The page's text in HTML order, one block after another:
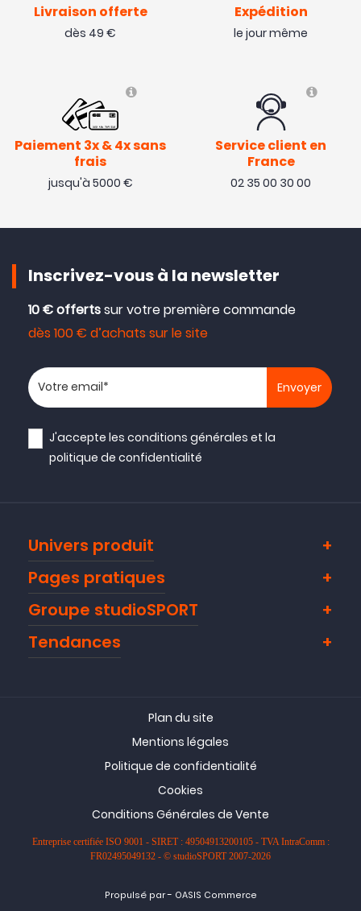
Livraison offerte
dès 49 €
Expédition
le jour même
Paiement 3x & 4x sans
frais
jusqu'à 5000 €
Service client en
France
02 35 00 30 00
Inscrivez-vous à la newsletter
10 € offertssur votre première commande
dès 100 € d’achats sur le site
Votre adresse email
J'accepte lesconditions générales et la
politique de confidentialité
Univers produit
Pages pratiques
Groupe studioSPORT
Tendances
Plan du site
Mentions légales
Politique de confidentialité
Cookies
Conditions Générales de Vente
Entreprise certifiée ISO 9001 - SIRET : 49504913200105 - TVA IntraComm :
FR02495049132 - © studioSPORT 2007-2026
Propulsé par- OASIS Commerce